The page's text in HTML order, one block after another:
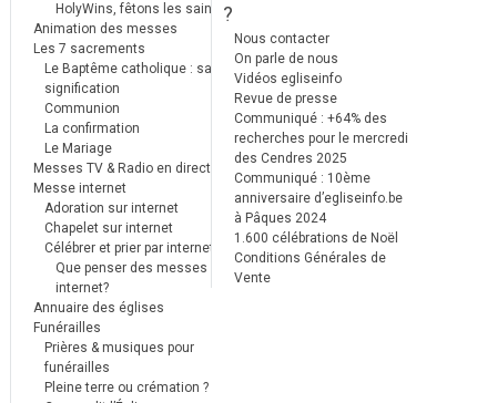
HolyWins, fêtons les saints !
Animation des messes
Les 7 sacrements
Le Baptême catholique : sa
signification
Communion
La confirmation
Le Mariage
Messes TV & Radio en direct
Messe internet
Adoration sur internet
Chapelet sur internet
Célébrer et prier par internet
Que penser des messes
internet?
Annuaire des églises
Funérailles
Prières & musiques pour
funérailles
Pleine terre ou crémation ?
?
Nous contacter
On parle de nous
Vidéos egliseinfo
Revue de presse
Communiqué : +64% des
recherches pour le mercredi
des Cendres 2025
Communiqué : 10ème
anniversaire d’egliseinfo.be
à Pâques 2024
1.600 célébrations de Noël
Conditions Générales de
Vente